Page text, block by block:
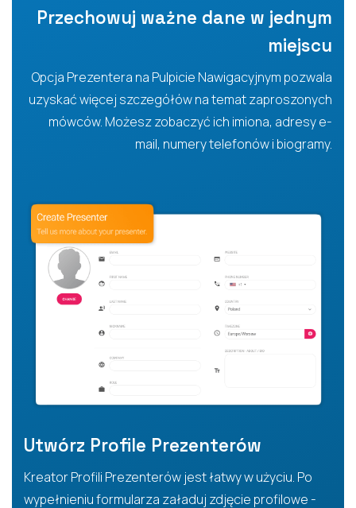
Przechowuj ważne dane w jednym
miejscu
Opcja Prezentera na Pulpicie Nawigacyjnym pozwala
uzyskać więcej szczegółów na temat zaproszonych
mówców. Możesz zobaczyć ich imiona, adresy e-
mail, numery telefonów i biogramy.
Utwórz Profile Prezenterów
Kreator Profili Prezenterów jest łatwy w użyciu. Po
wypełnieniu formularza załaduj zdjęcie profilowe -